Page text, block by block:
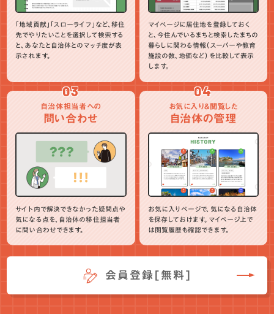
「地域貢献」「スローライフ」など、移住
先でやりたいことを選択して検索する
と、あなたと自治体とのマッチ度が表
示されます。
マイページに居住地を登録しておく
と、今住んでいるまちと検索したまちの
暮らしに関わる情報（スーパーや教育
施設の数、地価など）を比較して表示
します。
03
自治体担当者への
問い合わせ
サイト内で解決できなかった疑問点や
気になる点を、自治体の移住担当者
に問い合わせできます。
04
お気に入り＆閲覧した
自治体の管理
お気に入りページで、気になる自治体
を保存しておけます。マイページ上で
は閲覧履歴も確認できます。
会員登録[無料]